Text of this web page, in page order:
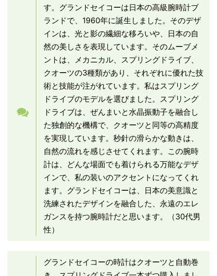
す。グランドセイコーは日本の高級腕時計ブ
ランドで、1960年に誕生しました。そのデザ
インは、光と影の繊細な移ろいや、日本の自
然の美しさを表現しています。そのムーブメ
ントは、メカニカル、スプリングドライブ、
クオーツの3種類があり、それぞれに優れた技
術と技能が注がれています。私はスプリング
ドライブのモデルを選びました。スプリング
ドライブは、ぜんまいと水晶振動子を融合し
た独創的な機構で、クオーツと同等の高精度
を実現しています。秒針の滑らかな動きは、
自然の流れを感じさせてくれます。この腕時
計は、どんな場面でも着けられる万能なデザ
インで、私の装いのアクセントになってくれ
ます。グランドセイコーは、日本の美意識と
洗練されたデザインを融合した、永遠のエレ
ガンスを持つ腕時計だと思います。（30代男
性）
グランドセイコーの時計はクオーツと自動巻